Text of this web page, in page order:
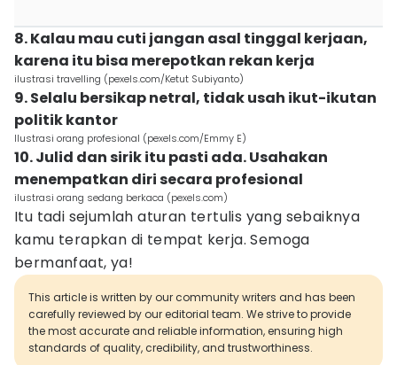
8. Kalau mau cuti jangan asal tinggal kerjaan,
karena itu bisa merepotkan rekan kerja
ilustrasi travelling (pexels.com/Ketut Subiyanto)
9. Selalu bersikap netral, tidak usah ikut-ikutan
politik kantor
Ilustrasi orang profesional (pexels.com/Emmy E)
10. Julid dan sirik itu pasti ada. Usahakan
menempatkan diri secara profesional
ilustrasi orang sedang berkaca (pexels.com)
Itu tadi sejumlah aturan tertulis yang sebaiknya
kamu terapkan di tempat kerja. Semoga
bermanfaat, ya!
This article is written by our community writers and has been
carefully reviewed by our editorial team. We strive to provide
the most accurate and reliable information, ensuring high
standards of quality, credibility, and trustworthiness.